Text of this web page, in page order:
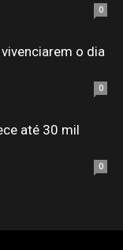
0
o dia
0
até 30 mil
0